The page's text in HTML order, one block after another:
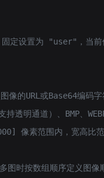
设置为 "user"，当前
像的URL或Base64编码字
透明通道）、BMP、
像素范围内，宽高比
时按数组顺序定义图像